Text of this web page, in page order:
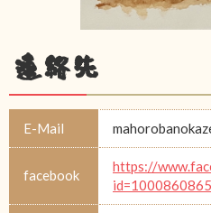
連絡先
E-Mail
facebook
https://